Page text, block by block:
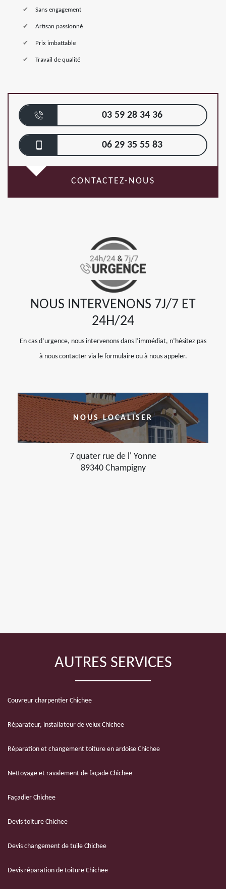
Sans engagement
Artisan passionné
Prix imbattable
Travail de qualité
03 59 28 34 36
06 29 35 55 83
CONTACTEZ-NOUS
NOUS INTERVENONS 7J/7 ET
24H/24
En cas d’urgence, nous intervenons dans l’immédiat, n’hésitez pas
à nous contacter via le formulaire ou à nous appeler.
NOUS LOCALISER
7 quater rue de l' Yonne
89340 Champigny
AUTRES SERVICES
Couvreur charpentier Chichee
Réparateur, installateur de velux Chichee
Réparation et changement toiture en ardoise Chichee
Nettoyage et ravalement de façade Chichee
Façadier Chichee
Devis toiture Chichee
Devis changement de tuile Chichee
Devis réparation de toiture Chichee